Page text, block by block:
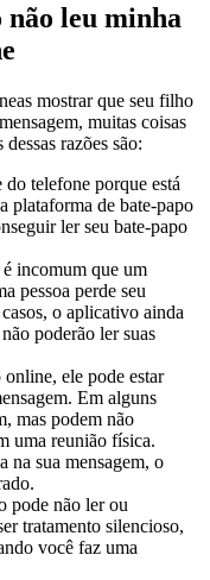
leu minha
mostrar que seu filho
muitas coisas
razões são:
telefone porque está
plataforma de bate-papo
ler seu bate-papo
incomum que um
pessoa perde seu
o aplicativo ainda
poderão ler suas
ele pode estar
Em alguns
mas podem não
uma reunião física.
na sua mensagem, o
pode não ler ou
tratamento silencioso,
você faz uma